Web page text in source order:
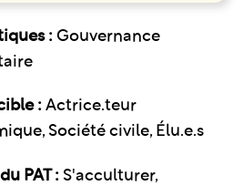
: Gouvernance
: Actrice.teur
Société civile, Élu.e.s
PAT : S'acculturer,